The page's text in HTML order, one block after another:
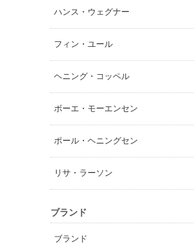
ハンス・ウェグナー
フィン・ユール
ヘニング・コッペル
ボーエ・モーエンセン
ポール・ヘニングセン
リサ・ラーソン
ブランド
ブランド